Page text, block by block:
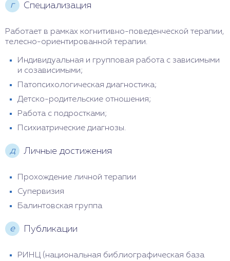
г Специализация
Работает в рамках когнитивно-поведенческой терапии,
телесно-ориентированной терапии.
Индивидуальная и групповая работа с зависимыми
и созависимыми;
Патопсихологическая диагностика;
Детско-родительские отношения;
Работа с подростками;
Психиатрические диагнозы.
д Личные достижения
Прохождение личной терапии
Супервизия
Балинтовская группа
е Публикации
РИНЦ (национальная библиографическая база